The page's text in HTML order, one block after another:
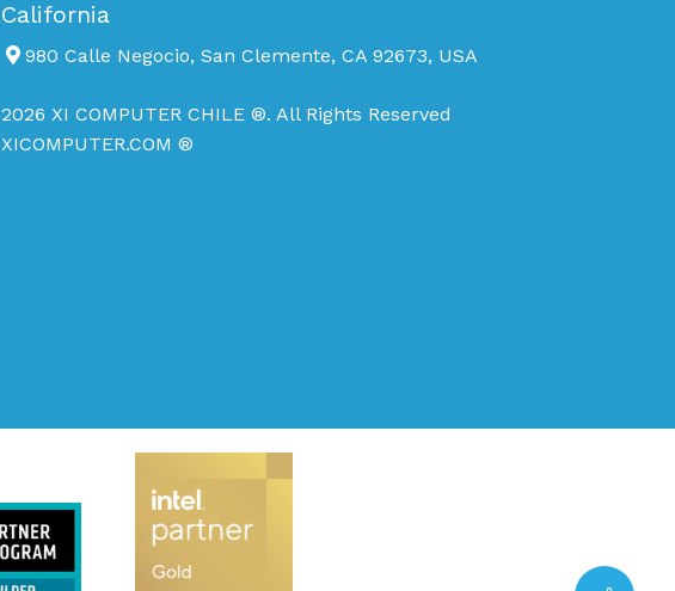
California
980 Calle Negocio, San Clemente, CA 92673, USA
2026 XI COMPUTER CHILE ®. All Rights Reserved
XICOMPUTER.COM ®